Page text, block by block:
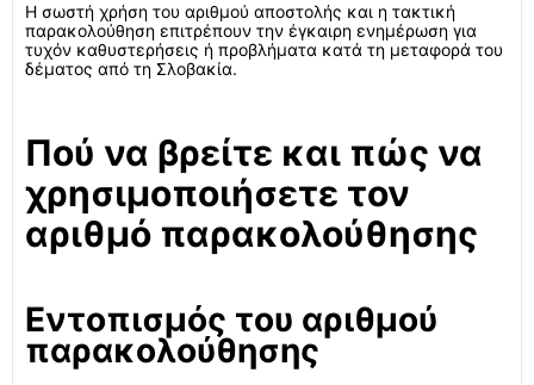
Η σωστή χρήση του αριθμού αποστολής και η τακτική
παρακολούθηση επιτρέπουν την έγκαιρη ενημέρωση για
τυχόν καθυστερήσεις ή προβλήματα κατά τη μεταφορά του
δέματος από τη Σλοβακία.
Πού να βρείτε και πώς να
χρησιμοποιήσετε τον
αριθμό παρακολούθησης
Εντοπισμός του αριθμού
παρακολούθησης